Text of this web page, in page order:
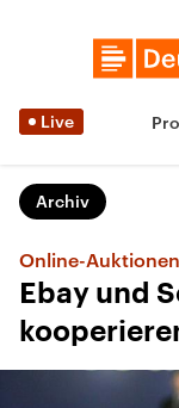
Live
Archiv
Online-Auktionen
Ebay und